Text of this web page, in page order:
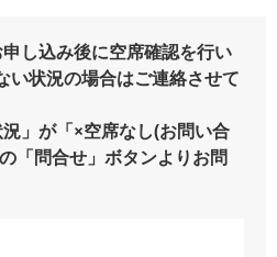
し込み後に空席確認を行い
い状況の場合はご連絡させて
」が「×空席なし(お問い合
「問合せ」ボタンよりお問